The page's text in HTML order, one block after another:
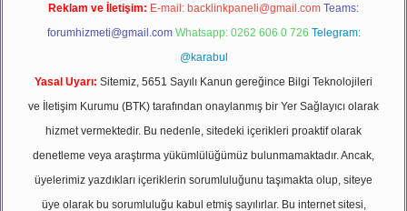
Reklam ve İletişim: E-mail: backlinkpaneli@gmail.com Teams:
forumhizmeti@gmail.com Whatsapp: 0262 606 0 726 Telegram:
@karabul
Yasal Uyarı: Sitemiz, 5651 Sayılı Kanun gereğince Bilgi Teknolojileri
ve İletişim Kurumu (BTK) tarafından onaylanmış bir Yer Sağlayıcı olarak
hizmet vermektedir. Bu nedenle, sitedeki içerikleri proaktif olarak
denetleme veya araştırma yükümlülüğümüz bulunmamaktadır. Ancak,
üyelerimiz yazdıkları içeriklerin sorumluluğunu taşımakta olup, siteye
üye olarak bu sorumluluğu kabul etmiş sayılırlar. Bu internet sitesi,